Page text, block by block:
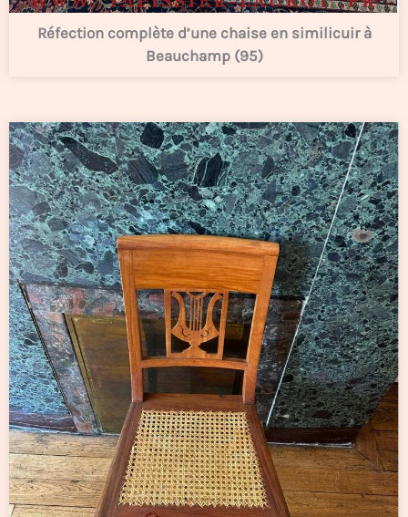
Réfection complète d’une chaise en similicuir à
Beauchamp (95)